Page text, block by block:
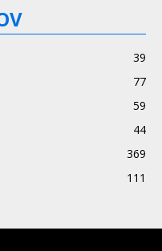
39
77
59
44
369
111